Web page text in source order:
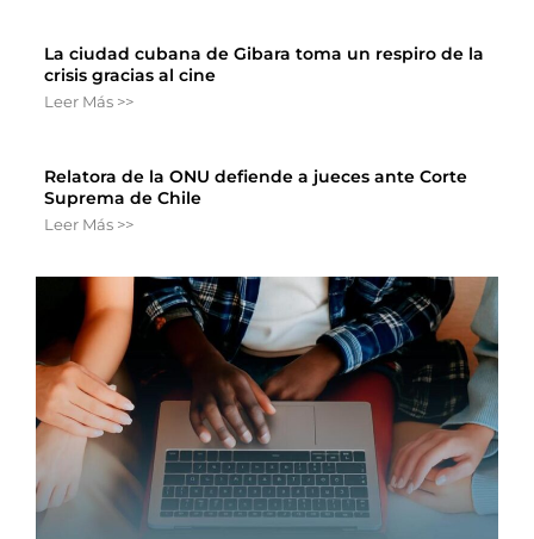
La ciudad cubana de Gibara toma un respiro de la
crisis gracias al cine
Leer Más >>
Relatora de la ONU defiende a jueces ante Corte
Suprema de Chile
Leer Más >>